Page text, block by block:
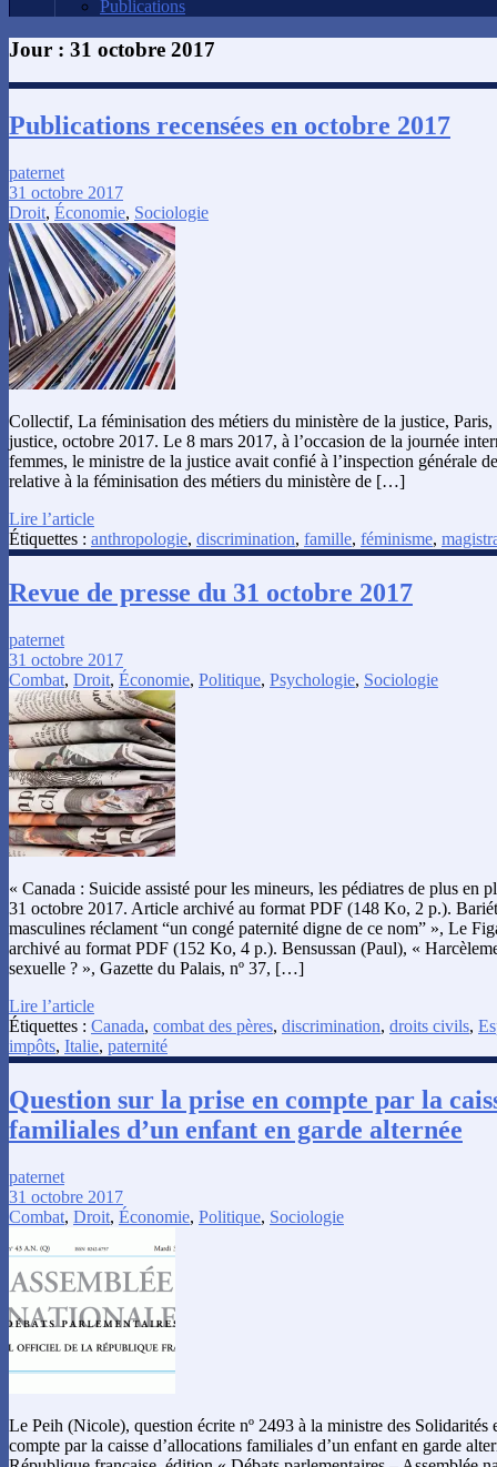
Publications
Jour : 31 octobre 2017
Publications recensées en octobre 2017
paternet
31 octobre 2017
Droit, Économie, Sociologie
Collectif, La féminisation des métiers du ministère de la justice,
justice, octobre 2017. Le 8 mars 2017, à l’occasion de la journée
femmes, le ministre de la justice avait confié à l’inspection générale
relative à la féminisation des métiers du ministère de […]
Lire l’article
Étiquettes : anthropologie, discrimination, famille, féminisme,
Revue de presse du 31 octobre 2017
paternet
31 octobre 2017
Combat, Droit, Économie, Politique, Psychologie, Sociologie
« Canada : Suicide assisté pour les mineurs, les pédiatres de plus en
31 octobre 2017. Article archivé au format PDF (148 Ko, 2 p.).
masculines réclament “un congé paternité digne de ce nom” », Le
archivé au format PDF (152 Ko, 4 p.). Bensussan (Paul), «
sexuelle ? », Gazette du Palais, nº 37, […]
Lire l’article
Étiquettes : Canada, combat des pères, discrimination, droits civils,
impôts, Italie, paternité
Question sur la prise en compte par la
familiales d’un enfant en garde alternée
paternet
31 octobre 2017
Combat, Droit, Économie, Politique, Sociologie
Le Peih (Nicole), question écrite nº 2493 à la ministre des Solidarités
compte par la caisse d’allocations familiales d’un enfant en garde